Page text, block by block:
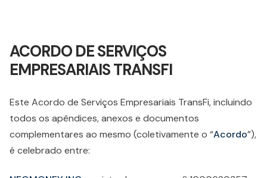
ACORDO DE SERVIÇOS
EMPRESARIAIS TRANSFI
Este Acordo de Serviços Empresariais TransFi, incluindo
todos os apêndices, anexos e documentos
complementares ao mesmo (coletivamente o “Acordo”),
é celebrado entre: